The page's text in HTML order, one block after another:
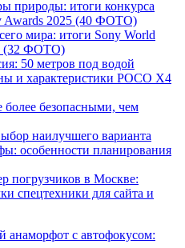
природы: итоги конкурса
Awards 2025 (40 ФОТО)
мира: итоги Sony World
(32 ФОТО)
50 метров под водой
и характеристики POCO X4
более безопасными, чем
наилучшего варианта
особенности планирования
погрузчиков в Москве:
спецтехники для сайта и
с автофокусом: